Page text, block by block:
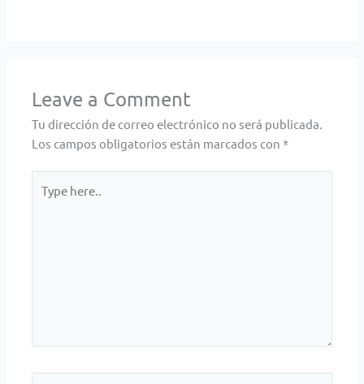
Leave a Comment
Tu dirección de correo electrónico no será publicada.
Los campos obligatorios están marcados con*
here..